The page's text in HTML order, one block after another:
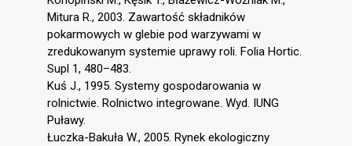
Mitura R., 2003. Zawartość składników
pokarmowych w glebie pod warzywami w
zredukowanym systemie uprawy roli. Folia Hortic.
Supl 1, 480–483.
Kuś J., 1995. Systemy gospodarowania w
rolnictwie. Rolnictwo integrowane. Wyd. IUNG
Puławy.
Łuczka-Bakuła W., 2005. Rynek ekologiczny